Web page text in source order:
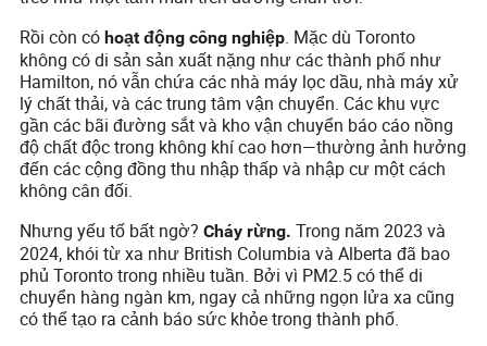
Rồi còn cóhoạt động công nghiệp. Mặc dù Toronto
không có di sản sản xuất nặng như các thành phố như
Hamilton, nó vẫn chứa các nhà máy lọc dầu, nhà máy xử
lý chất thải, và các trung tâm vận chuyển. Các khu vực
gần các bãi đường sắt và kho vận chuyển báo cáo nồng
độ chất độc trong không khí cao hơn—thường ảnh hưởng
đến các cộng đồng thu nhập thấp và nhập cư một cách
không cân đối.
Nhưng yếu tố bất ngờ?Cháy rừng. Trong năm 2023 và
2024, khói từ xa như British Columbia và Alberta đã bao
phủ Toronto trong nhiều tuần. Bởi vì PM2.5 có thể di
chuyển hàng ngàn km, ngay cả những ngọn lửa xa cũng
có thể tạo ra cảnh báo sức khỏe trong thành phố.